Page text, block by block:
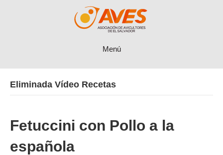
Menú
Eliminada Vídeo Recetas
Fetuccini con Pollo a la
española